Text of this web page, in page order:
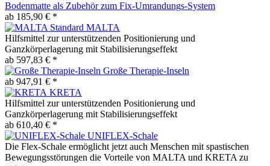
Bodenmatte als Zubehör zum Fix-Umrandungs-System
ab 185,90 € *
MALTA
Hilfsmittel zur unterstützenden Positionierung und
Ganzkörperlagerung mit Stabilisierungseffekt
ab 597,83 € *
Große Therapie-Inseln
ab 947,91 € *
KRETA
Hilfsmittel zur unterstützenden Positionierung und
Ganzkörperlagerung mit Stabilisierungseffekt
ab 610,40 € *
UNIFLEX-Schale
Die Flex-Schale ermöglicht jetzt auch Menschen mit spastischen
Bewegungsstörungen die Vorteile von MALTA und KRETA zu